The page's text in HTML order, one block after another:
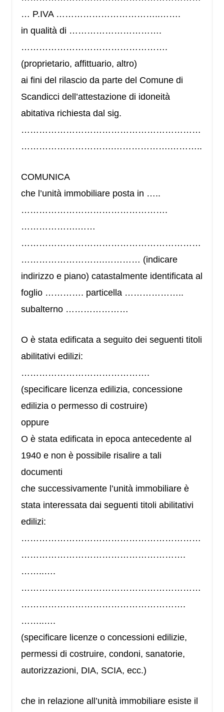
… P.IVA ……………………………..…….
in qualità di ………………………….
………………………………………….
(proprietario, affittuario, altro)
ai fini del rilascio da parte del Comune di
Scandicci dell’attestazione di idoneità
abitativa richiesta dal sig.
……………………………………………………
………………………….……………….………..
COMUNICA
che l’unità immobiliare posta in …..
………………………………………….
……………….……
……………………………………………………
……………………….………… (indicare
indirizzo e piano) catastalmente identificata al
foglio …………. particella ………………..
subalterno …………………
O è stata edificata a seguito dei seguenti titoli
abilitativi edilizi:
…………………………………….
(specificare licenza edilizia, concessione
edilizia o permesso di costruire)
oppure
O è stata edificata in epoca antecedente al
1940 e non è possibile risalire a tali
documenti
che successivamente l’unità immobiliare è
stata interessata dai seguenti titoli abilitativi
edilizi:
……………………………………………………
……………………………………………….
……..….
……………………………………………………
……………………………………………….
……..….
(specificare licenze o concessioni edilizie,
permessi di costruire, condoni, sanatorie,
autorizzazioni, DIA, SCIA, ecc.)
che in relazione all’unità immobiliare esiste il